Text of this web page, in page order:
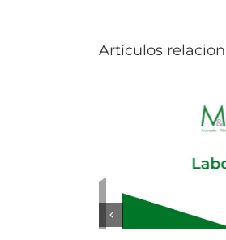
Artículos